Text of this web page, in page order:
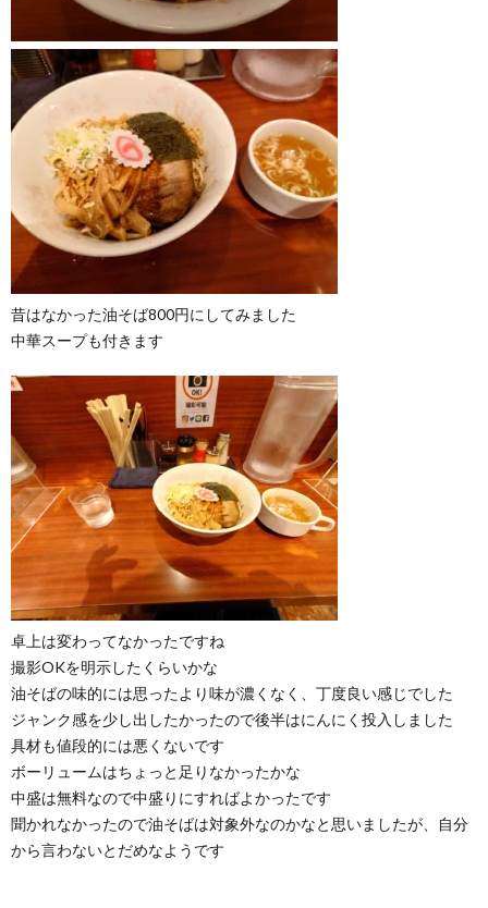
昔はなかった油そば800円にしてみました
中華スープも付きます
卓上は変わってなかったですね
撮影OKを明示したくらいかな
油そばの味的には思ったより味が濃くなく、丁度良い感じでした
ジャンク感を少し出したかったので後半はにんにく投入しました
具材も値段的には悪くないです
ボーリュームはちょっと足りなかったかな
中盛は無料なので中盛りにすればよかったです
聞かれなかったので油そばは対象外なのかなと思いましたが、自分
から言わないとだめなようです